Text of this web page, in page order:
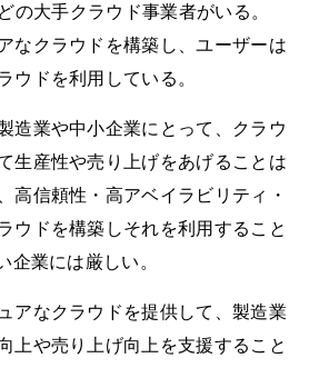
の大手クラウド事業者がいる。
なクラウドを構築し、ユーザーは
ウドを利用している。
造業や中小企業にとって、クラウ
生産性や売り上げをあげることは
高信頼性・高アベイラビリティ・
ウドを構築しそれを利用すること
企業には厳しい。
アなクラウドを提供して、製造業
上や売り上げ向上を支援すること